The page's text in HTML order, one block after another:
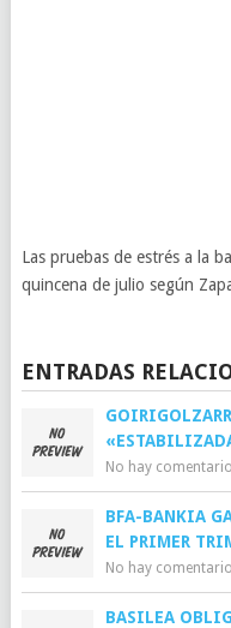
Las pruebas de estrés a la
quincena de julio según
ENTRADAS
No hay
BFA-BANKIA
EL PRIMER
No hay
BASILEA